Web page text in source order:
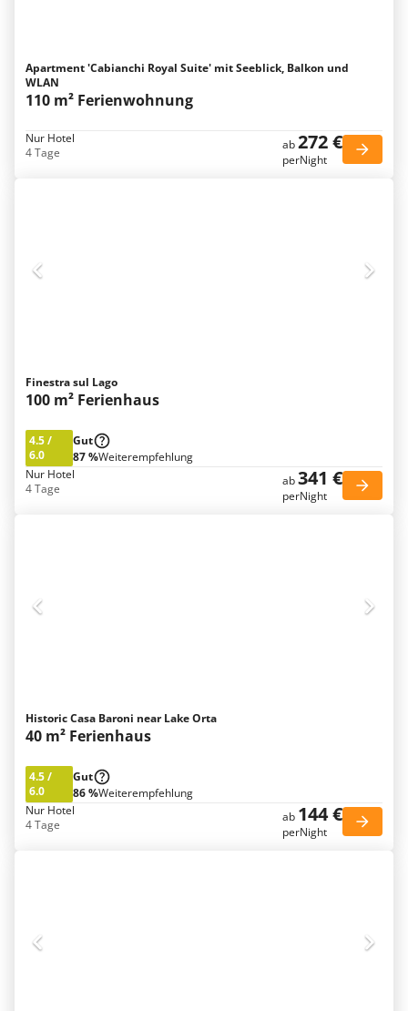
Apartment 'Cabianchi Royal Suite' mit Seeblick, Balkon und
WLAN
110 m² Ferienwohnung
Nur Hotel
4 Tage
ab272 €
perNight
Finestra sul Lago
100 m² Ferienhaus
4.5/
6.0
Gut
87 %Weiterempfehlung
Nur Hotel
4 Tage
ab341 €
perNight
Historic Casa Baroni near Lake Orta
40 m² Ferienhaus
4.5/
6.0
Gut
86 %Weiterempfehlung
Nur Hotel
4 Tage
ab 144 €
perNight